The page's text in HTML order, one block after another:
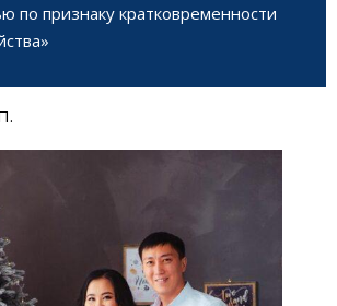
по признаку кратковременности